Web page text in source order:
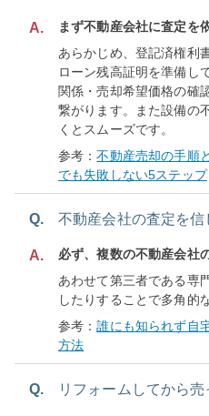
A.
まず不動産会社に査定を
あらかじめ、登記済権利
ローン残高証明を準備し
関係・売却希望価格の確
繋がります。また設備の
くとスムーズです。
参考：不動産売却の手順
でも失敗しない5ステップ
Q. 不動産会社の査定を
A.
必ず、複数の不動産会社
あわせて第三者である専
したりすることで多角的
参考：誰にも知られず自
方法
Q. リフォームしてから